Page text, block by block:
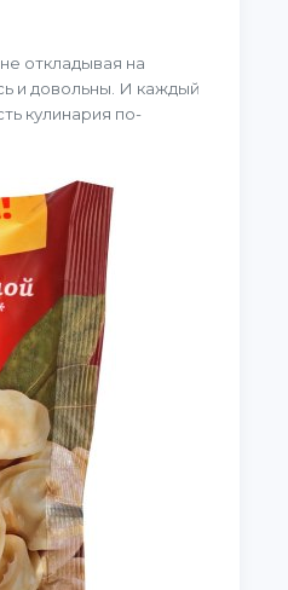
откладывая на
и довольны. И каждый
кулинария по-